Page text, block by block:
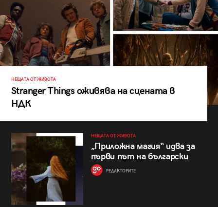
НЕЩАТА ОТ ЖИВОТА
Stranger Things оживява на сцената в
НДК
НЕЩАТА ОТ ЖИВОТА
„Приложна магия“ идва за
първи път на български
РЕДАКТОРИТЕ